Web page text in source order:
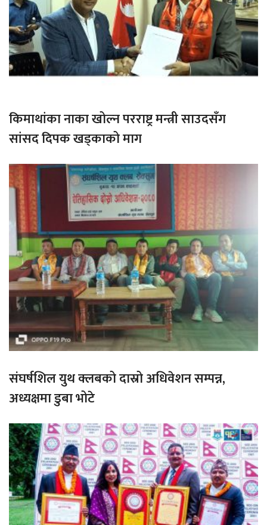
किमाथांका नाका खोल्न परराष्ट्र मन्त्री साउदसँग
सांसद दिपक खड्काको माग
संघर्षशिल युथ क्लबको दास्रो अधिवेशन सम्पन्न,
अध्यक्षमा डुबा भोटे